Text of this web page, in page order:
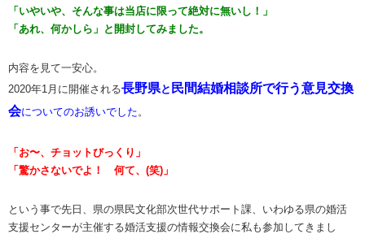
「いやいや、そんな事は当店に限って絶対に無いし！」
「あれ、何かしら」と開封してみました。
内容を見て一安心。
2020年1月に開催される長野県と 民間結婚相談所で行う意見交換
会についてのお誘いでした 。
「お〜、チョットびっくり」
「驚かさないでよ！ 何て、(笑)」
という事で先日、県の県民文化部次世代サポート課、いわゆる県の婚活
支援センターが主催する婚活支援の情報交換会に私も参加してきまし